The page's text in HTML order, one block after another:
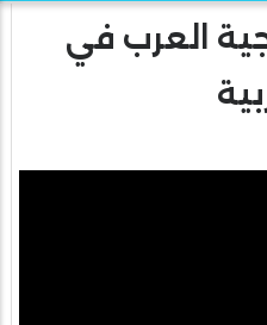
العرب في